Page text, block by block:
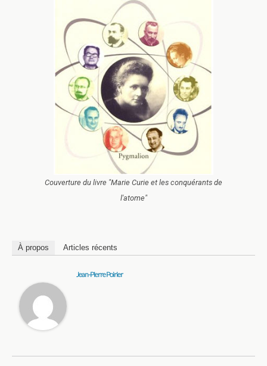
Couverture du livre "Marie Curie et les conquérants de
l'atome"
À propos Articles récents
Jean-Pierre Poirier